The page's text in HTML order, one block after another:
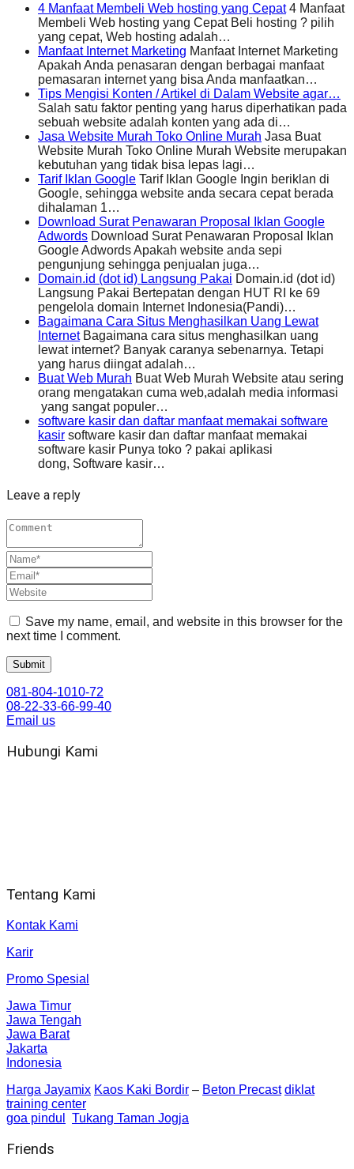
4 Manfaat Membeli Web hosting yang Cepat4 Manfaat
Membeli Web hosting yang Cepat Beli hosting ? pilih
yang cepat, Web hosting adalah…
Manfaat Internet Marketing Manfaat Internet Marketing
Apakah Anda penasaran dengan berbagai manfaat
pemasaran internet yang bisa Anda manfaatkan…
Tips Mengisi Konten / Artikel di Dalam Website agar…
Salah satu faktor penting yang harus diperhatikan pada
sebuah website adalah konten yang ada di…
Jasa Website Murah Toko Online Murah Jasa Buat
Website Murah Toko Online Murah Website merupakan
kebutuhan yang tidak bisa lepas lagi…
Tarif Iklan Google Tarif Iklan Google Ingin beriklan di
Google, sehingga website anda secara cepat berada
dihalaman 1…
Download Surat Penawaran Proposal Iklan Google
Adwords Download Surat Penawaran Proposal Iklan
Google Adwords Apakah website anda sepi
pengunjung sehingga penjualan juga…
Domain.id (dot id) Langsung Pakai Domain.id (dot id)
Langsung Pakai Bertepatan dengan HUT RI ke 69
pengelola domain Internet Indonesia(Pandi)…
Bagaimana Cara Situs Menghasilkan Uang Lewat
InternetBagaimana cara situs menghasilkan uang
lewat internet? Banyak caranya sebenarnya. Tetapi
yang harus diingat adalah…
Buat Web Murah Buat Web Murah Website atau sering
orang mengatakan cuma web,adalah media informasi
yang sangat populer…
software kasir dan daftar manfaat memakai software
kasir software kasir dan daftar manfaat memakai
software kasir Punya toko ? pakai aplikasi
dong, Software kasir…
Leave a reply
Save my name, email, and website in this browser for the
next time I comment.
081-804-1010-72
08-22-33-66-99-40
Email us
Hubungi Kami
Tentang Kami
Kontak Kami
Karir
Promo Spesial
Jawa Timur
Jawa Tengah
Jawa Barat
Jakarta
Indonesia
Harga Jayamix Kaos Kaki Bordir – Beton Precast diklat
training center
goa pindul
Tukang Taman Jogja
Friends